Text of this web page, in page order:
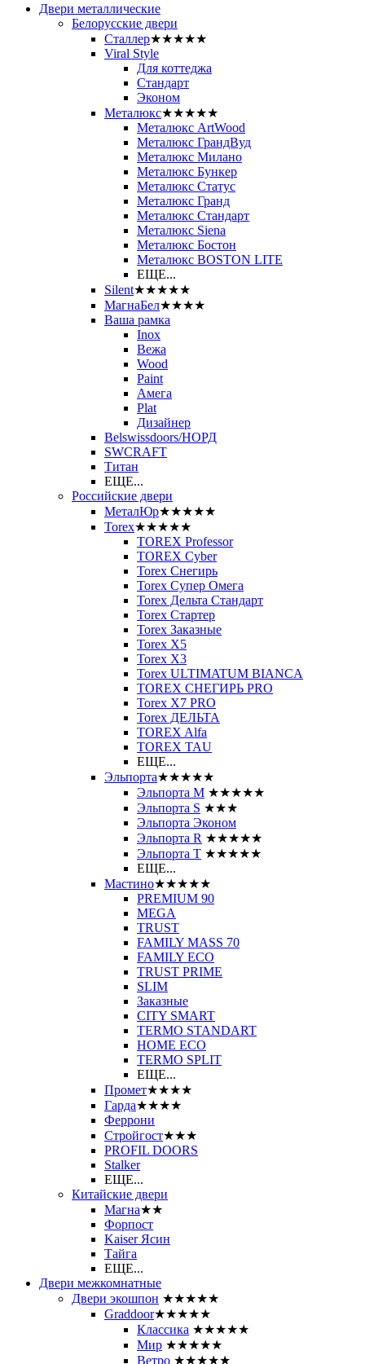
Двери металлические
Белорусские двери
Сталлер★★★★★
Viral Style
Для коттеджа
Стандарт
Эконом
Металюкс★★★★★
Металюкс ArtWood
Металюкс ГрандВуд
Металюкс Милано
Металюкс Бункер
Металюкс Статус
Металюкс Гранд
Металюкс Стандарт
Металюкс Siena
Металюкс Бостон
Металюкс BOSTON LITE
ЕЩЕ...
Silent★★★★★
МагнаБел★★★★
Ваша рамка
Inox
Вежа
Wood
Paint
Амега
Plat
Дизайнер
Belswissdoors/НОРД
SWCRAFT
Титан
ЕЩЕ...
Российские двери
МеталЮр★★★★★
Torex★★★★★
TOREX Professor
TOREX Cyber
Torex Снегирь
Torex Супер Омега
Torex Дельта Стандарт
Torex Стартер
Torex Заказные
Torex Х5
Torex Х3
Torex ULTIMATUM BIANCA
TOREX СНЕГИРЬ PRO
Torex X7 PRO
Torex ДЕЛЬТА
TOREX Alfa
TOREX TAU
ЕЩЕ...
Эльпорта★★★★★
Эльпорта M ★★★★★
Эльпорта S ★★★
Эльпорта Эконом
Эльпорта R ★★★★★
Эльпорта Т ★★★★★
ЕЩЕ...
Мастино★★★★★
PREMIUM 90
MEGA
TRUST
FAMILY MASS 70
FAMILY ECO
TRUST PRIME
SLIM
Заказные
CITY SMART
TERMO STANDART
HOME ECO
ТЕRМО SPLIT
ЕЩЕ...
Промет★★★★
Гарда★★★★
Феррони
Стройгост★★★
PROFIL DOORS
Stalker
ЕЩЕ...
Китайские двери
Магна★★
Форпост
Kaiser Ясин
Тайга
ЕЩЕ...
Двери межкомнатные
Двери экошпон ★★★★★
Graddoor★★★★★
Классика ★★★★★
Мир ★★★★★
Ветро ★★★★★